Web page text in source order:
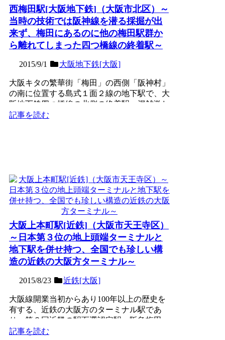
西梅田駅[大阪地下鉄]（大阪市北区）～
当時の技術では阪神線を潜る採掘が出
来ず、梅田にあるのに他の梅田駅群か
ら離れてしまった四つ橋線の終着駅～
2015/9/1 大阪地下鉄[大阪]
大阪キタの繁華街「梅田」の西側「阪神村」
の南に位置する島式１面２線の地下駅で、大
阪地下鉄四つ橋線の北側の終着駅。混雑激し
い御堂筋線の支線とし...
記事を読む
大阪上本町駅[近鉄]（大阪市天王寺区）
～日本第３位の地上頭端ターミナルと
地下駅を併せ持つ、全国でも珍しい構
造の近鉄の大阪方ターミナル～
2015/8/23 近鉄[大阪]
大阪線開業当初からあり100年以上の歴史を
有する、近鉄の大阪方のターミナル駅であ
り、第３回近畿の駅百選認定駅。阪急梅田
駅・南海なんば駅に次ぐ...
記事を読む